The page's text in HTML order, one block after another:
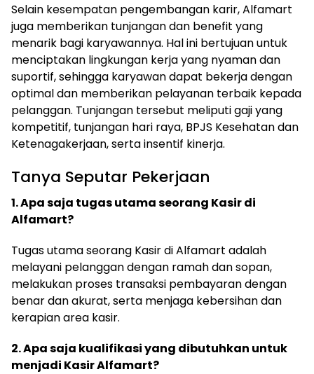
Selain kesempatan pengembangan karir, Alfamart
juga memberikan tunjangan dan benefit yang
menarik bagi karyawannya. Hal ini bertujuan untuk
menciptakan lingkungan kerja yang nyaman dan
suportif, sehingga karyawan dapat bekerja dengan
optimal dan memberikan pelayanan terbaik kepada
pelanggan. Tunjangan tersebut meliputi gaji yang
kompetitif, tunjangan hari raya, BPJS Kesehatan dan
Ketenagakerjaan, serta insentif kinerja.
Tanya Seputar Pekerjaan
1. Apa saja tugas utama seorang Kasir di
Alfamart?
Tugas utama seorang Kasir di Alfamart adalah
melayani pelanggan dengan ramah dan sopan,
melakukan proses transaksi pembayaran dengan
benar dan akurat, serta menjaga kebersihan dan
kerapian area kasir.
2. Apa saja kualifikasi yang dibutuhkan untuk
menjadi Kasir Alfamart?